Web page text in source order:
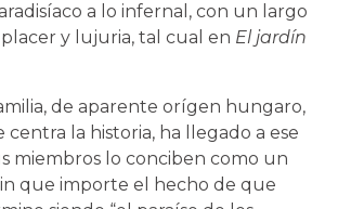
a lo infernal, con un largo
y lujuria, tal cual en El jardín
de aparente orígen hungaro,
centra la historia, ha llegado a ese
miembros lo conciben como un
que importe el hecho de que